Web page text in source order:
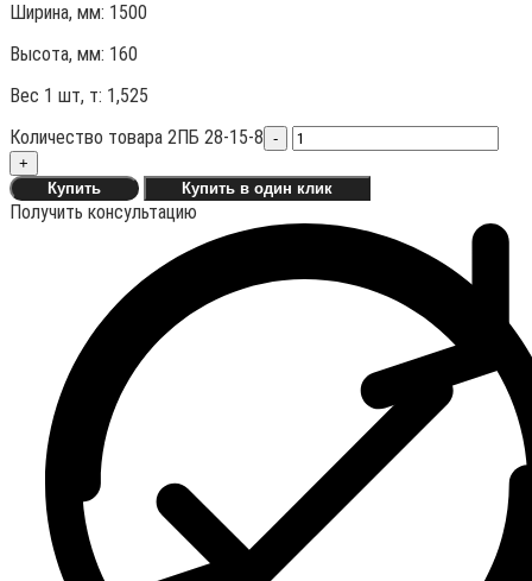
Ширина, мм: 1500
Высота, мм: 160
Вес 1 шт, т: 1,525
Количество товара 2ПБ 28-15-8 -
+
Купить
Купить в один клик
Получить консультацию